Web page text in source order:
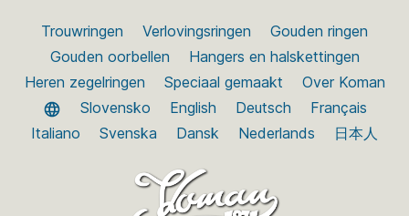
Trouwringen Verlovingsringen
Gouden ringen
Gouden oorbellen
Hangers en halskettingen
Heren zegelringen
Speciaal gemaakt
Over Koman
Slovensko
English Deutsch
Français
Italiano
Svenska Dansk Nederlands 日本人